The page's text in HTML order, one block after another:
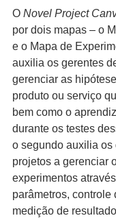
O Novel Project
por dois mapas – o
e o Mapa de
auxilia os gerentes
gerenciar as
produto ou serviço
bem como o
durante os testes
o segundo auxilia os
projetos a gerenciar
experimentos
parâmetros, controle
medição de